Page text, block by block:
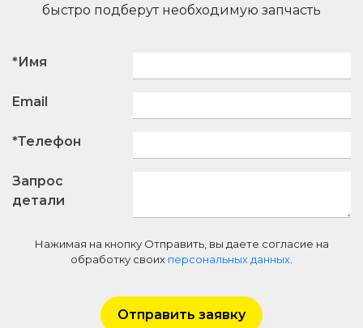
быстро подберут необходимую запчасть
*Имя
Email
*Телефон
Запрос
детали
Нажимая на кнопку Отправить, вы даете согласие на
обработку своих персональных данных
Отправить заявку